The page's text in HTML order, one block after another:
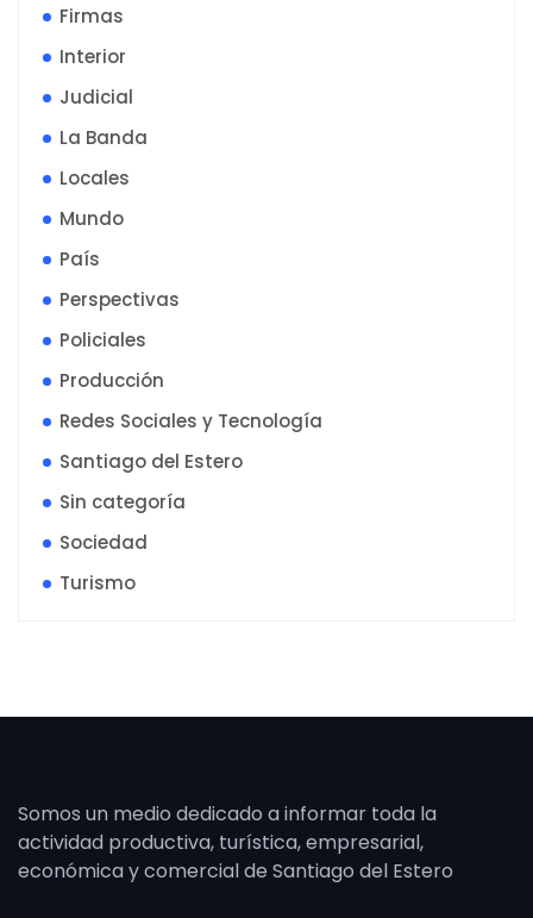
Firmas
Interior
Judicial
La Banda
Locales
Mundo
País
Perspectivas
Policiales
Producción
Redes Sociales y Tecnología
Santiago del Estero
Sin categoría
Sociedad
Turismo
Somos un medio dedicado a informar toda la
actividad productiva, turística, empresarial,
económica y comercial de Santiago del Estero